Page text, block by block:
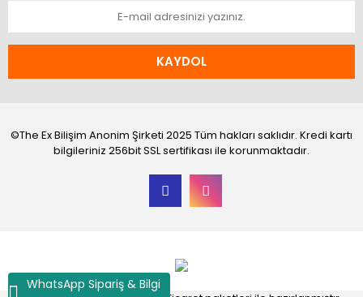
WhatsApp Sipariş & Bilgi
KAYDOL
©The Ex Bilişim Anonim Şirketi 2025 Tüm hakları saklıdır. Kredi kartı
bilgileriniz 256bit SSL sertifikası ile korunmaktadır.